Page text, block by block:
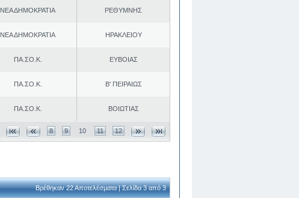
ΝΕΑ ΔΗΜΟΚΡΑΤΙΑ ΡΕΘΥΜΝΗΣ
ΝΕΑ ΔΗΜΟΚΡΑΤΙΑ ΗΡΑΚΛΕΙΟΥ
ΠΑ.ΣΟ.Κ. ΕΥΒΟΙΑΣ
ΠΑ.ΣΟ.Κ. Β' ΠΕΙΡΑΙΩΣ
ΠΑ.ΣΟ.Κ. ΒΟΙΩΤΙΑΣ
8 9 10 11 12
Βρέθηκαν 22 Αποτελέσματα | Σελίδα 3 από 3